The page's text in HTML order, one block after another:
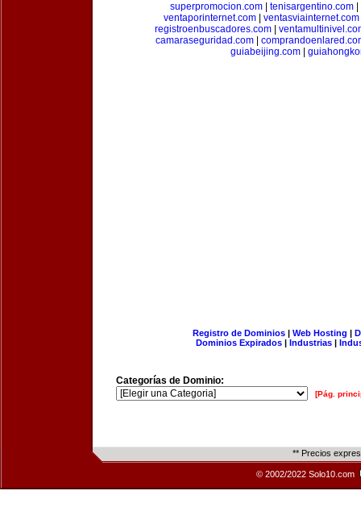
superpromocion.com
tenisargentino.com
ventaporinternet.com
ventasviainternet.com
registroenbuscadores.com
camaraseguridad.com
guiabeijing.com|
Registro de Dominios| Web Hosting |
Dominios Expirados | Industrias |
Categorías de Dominio:
[Pág.
** Precios
© 2002/2022 Solo10.com